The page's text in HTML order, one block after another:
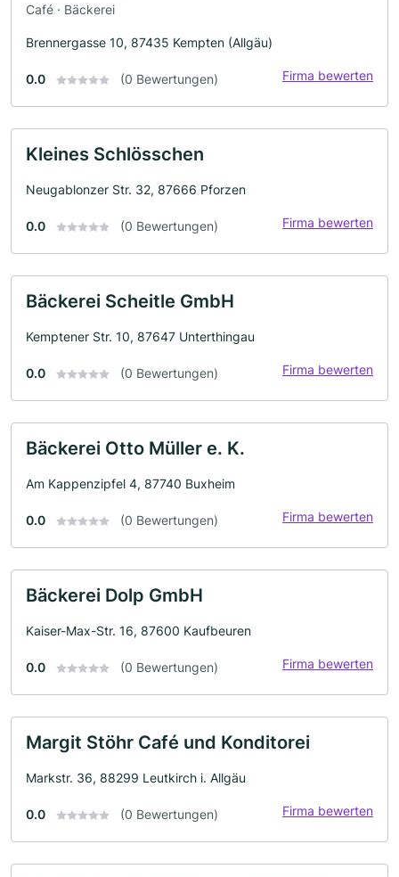
Café · Bäckerei
Brennergasse 10, 87435 Kempten (Allgäu)
0.0 (0 Bewertungen) Firma bewerten
Kleines Schlösschen
Neugablonzer Str. 32, 87666 Pforzen
0.0 (0 Bewertungen) Firma bewerten
Bäckerei Scheitle GmbH
Kemptener Str. 10, 87647 Unterthingau
0.0 (0 Bewertungen) Firma bewerten
Bäckerei Otto Müller e. K.
Am Kappenzipfel 4, 87740 Buxheim
0.0 (0 Bewertungen) Firma bewerten
Bäckerei Dolp GmbH
Kaiser-Max-Str. 16, 87600 Kaufbeuren
0.0 (0 Bewertungen) Firma bewerten
Margit Stöhr Café und Konditorei
Markstr. 36, 88299 Leutkirch i. Allgäu
0.0 (0 Bewertungen) Firma bewerten